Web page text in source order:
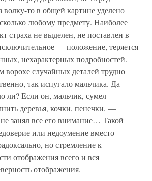
волку-то в общей картине уделено
любому предмету. Наиболее
страха не выделен, не поставлен в
— положение, теряется
нехарактерных подробностей.
ворохе случайных деталей трудно
так испугало мальчика. Да
ли? Если он, мальчик, сумел
деревья, кочки, пенечки, —
занял все его внимание… Такой
или недоумение вместо
но стремление к
отображения всего и вся
отображения.